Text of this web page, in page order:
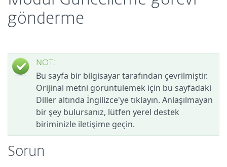
gönderme
NOT:
Bu sayfa bir bilgisayar tarafından çevrilmiştir.
Orijinal metni görüntülemek için bu sayfadaki
Diller altında İngilizce'ye tıklayın. Anlaşılmayan
bir şey bulursanız, lütfen yerel destek
biriminizle iletişime geçin.
Sorun